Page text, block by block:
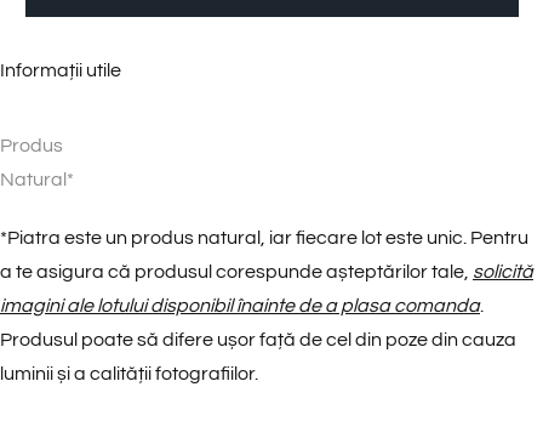
Informații utile
Produs
Natura *
*Piatra este un produs natural, iar fiecare lot este unic. Pentru
a te asigura că produsul corespunde așteptărilor tale, solicită
imagini ale lotului disponibil înainte de a plasa comanda.
Produsul poate să difere ușor față de cel din poze din cauza
luminii și a calității fotografiilor.